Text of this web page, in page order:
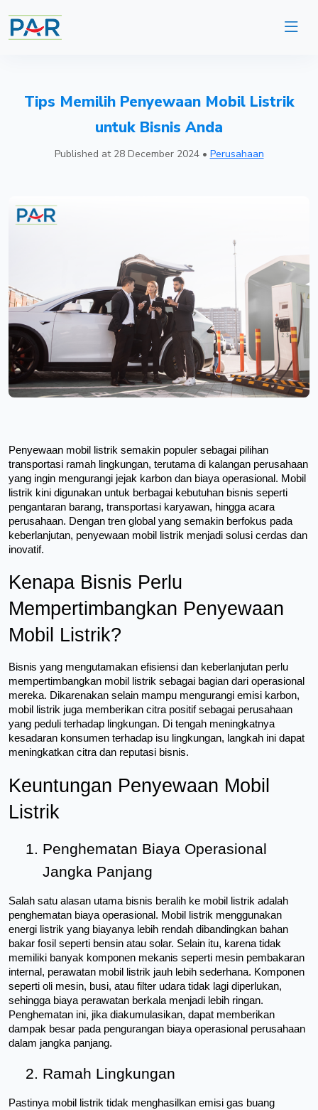
Tips Memilih Penyewaan Mobil Listrik
untuk Bisnis Anda
Published at 28 December 2024 • Perusahaan
Penyewaan mobil listrik semakin populer sebagai pilihan
transportasi ramah lingkungan, terutama di kalangan perusahaan
yang ingin mengurangi jejak karbon dan biaya operasional. Mobil
listrik kini digunakan untuk berbagai kebutuhan bisnis seperti
pengantaran barang, transportasi karyawan, hingga acara
perusahaan. Dengan tren global yang semakin berfokus pada
keberlanjutan, penyewaan mobil listrik menjadi solusi cerdas dan
inovatif.
Kenapa Bisnis Perlu
Mempertimbangkan Penyewaan
Mobil Listrik?
Bisnis yang mengutamakan efisiensi dan keberlanjutan perlu
mempertimbangkan mobil listrik sebagai bagian dari operasional
mereka. Dikarenakan selain mampu mengurangi emisi karbon,
mobil listrik juga memberikan citra positif sebagai perusahaan
yang peduli terhadap lingkungan. Di tengah meningkatnya
kesadaran konsumen terhadap isu lingkungan, langkah ini dapat
meningkatkan citra dan reputasi bisnis.
Keuntungan Penyewaan Mobil
Listrik
Penghematan Biaya Operasional
Jangka Panjang
Salah satu alasan utama bisnis beralih ke mobil listrik adalah
penghematan biaya operasional. Mobil listrik menggunakan
energi listrik yang biayanya lebih rendah dibandingkan bahan
bakar fosil seperti bensin atau solar. Selain itu, karena tidak
memiliki banyak komponen mekanis seperti mesin pembakaran
internal, perawatan mobil listrik jauh lebih sederhana. Komponen
seperti oli mesin, busi, atau filter udara tidak lagi diperlukan,
sehingga biaya perawatan berkala menjadi lebih ringan.
Penghematan ini, jika diakumulasikan, dapat memberikan
dampak besar pada pengurangan biaya operasional perusahaan
dalam jangka panjang.
Ramah Lingkungan
Pastinya mobil listrik tidak menghasilkan emisi gas buang